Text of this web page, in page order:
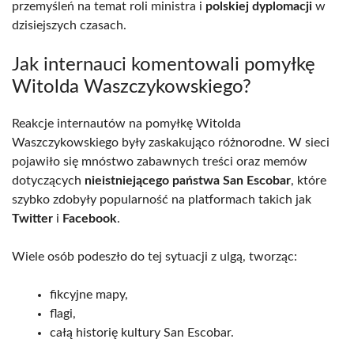
przemyśleń na temat roli ministra i polskiej dyplomacji w
dzisiejszych czasach.
Jak internauci komentowali pomyłkę
Witolda Waszczykowskiego?
Reakcje internautów na pomyłkę Witolda
Waszczykowskiego były zaskakująco różnorodne. W sieci
pojawiło się mnóstwo zabawnych treści oraz memów
dotyczących nieistniejącego państwa San Escobar, które
szybko zdobyły popularność na platformach takich jak
Twitter i Facebook.
Wiele osób podeszło do tej sytuacji z ulgą, tworząc:
fikcyjne mapy,
flagi,
całą historię kultury San Escobar.